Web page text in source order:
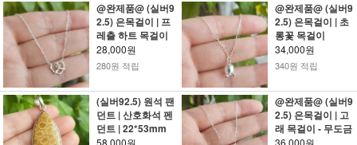
@완제품@ (실버9
2.5) 은목걸이 | 프
레츨 하트 목걸이
28,000원
280원 적립
@완제품@ (실버9
2.5) 은목걸이 | 초
롱꽃 목걸이
34,000원
340원 적립
(실버92.5) 원석 팬
던트 | 산호화석 펜
던트 | 22*53mm
58,000원
@완제품@ (실버9
2.5) 은목걸이 | 고
래 목걸이 - 무도금
36,000원